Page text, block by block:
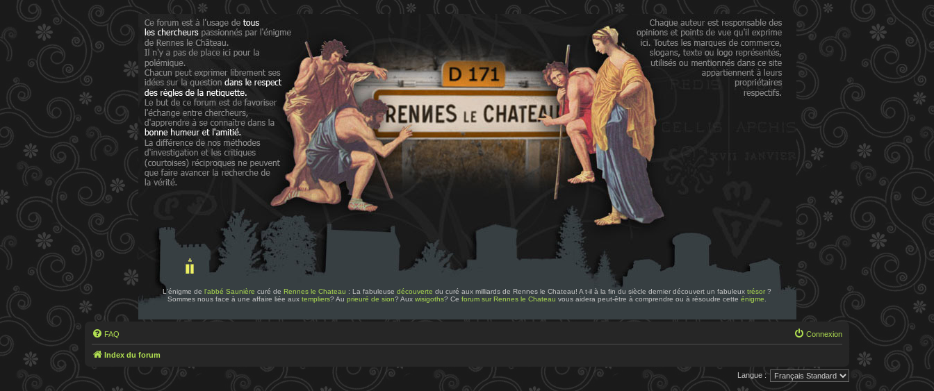
L'énigme de l'abbé Saunière curé de Rennes le Chateau : La fabuleuse découverte du curé aux milliards de Rennes le Chateau! A t-il à la fin du siècle dernier découvert un fabuleux trésor ?
Sommes nous face à une affaire liée aux templiers? Au prieuré de sion? Aux wisigoths? Ce forum sur Rennes le Chateau vous aidera peut-être à comprendre ou à résoudre cette énigme
FAQ Connexion
Index du forum
Langue :